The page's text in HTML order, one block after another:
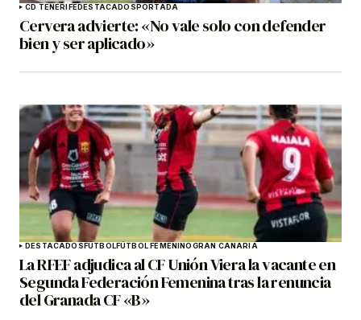
CD TENERIFEDESTACADOSPORTADA
Cervera advierte: «No vale solo con defender
bien y ser aplicado»
DESTACADOSFÚTBOLFÚTBOL FEMENINOGRAN CANARIA
La RFEF adjudica al CF Unión Viera la vacante en
Segunda Federación Femenina tras la renuncia
del Granada CF «B»